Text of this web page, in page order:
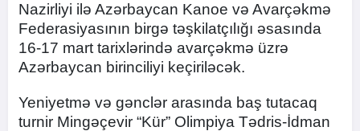
Nazirliyi ilə Azərbaycan Kanoe və Avarçəkmə
Federasiyasının birgə təşkilatçılığı əsasında
16-17 mart tarixlərində avarçəkmə üzrə
Azərbaycan birinciliyi keçiriləcək.
Yeniyetmə və gənclər arasında baş tutacaq
turnir Mingəçevir “Kür” Olimpiya Tədris-İdman